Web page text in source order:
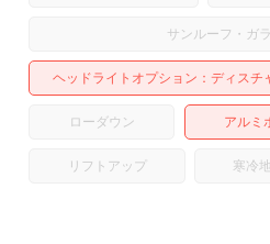
サンルーフ・ガ
ヘッドライトオプション ディスチ
ローダウン アルミ
リフトアップ 寒冷